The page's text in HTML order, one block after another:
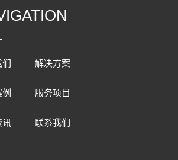
解决方案
服务项目
讯 联系我们